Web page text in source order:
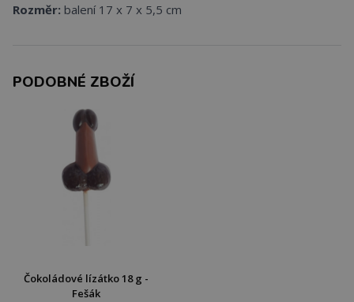
Rozměr: balení 17 x 7 x 5,5 cm
PODOBNÉ ZBOŽÍ
Čokoládové lízátko 18 g -
Fešák